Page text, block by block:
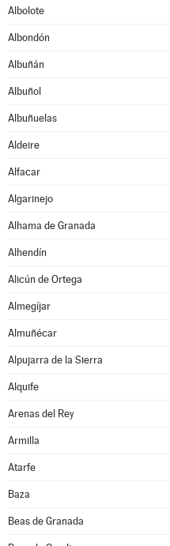
Albolote
Albondón
Albuñán
Albuñol
Albuñuelas
Aldeire
Alfacar
Algarinejo
Alhama de Granada
Alhendín
Alicún de Ortega
Almegíjar
Almuñécar
Alpujarra de la Sierra
Alquife
Arenas del Rey
Armilla
Atarfe
Baza
Beas de Granada